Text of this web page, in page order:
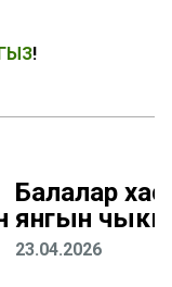
!
Балалар
янгын
23.04.2026